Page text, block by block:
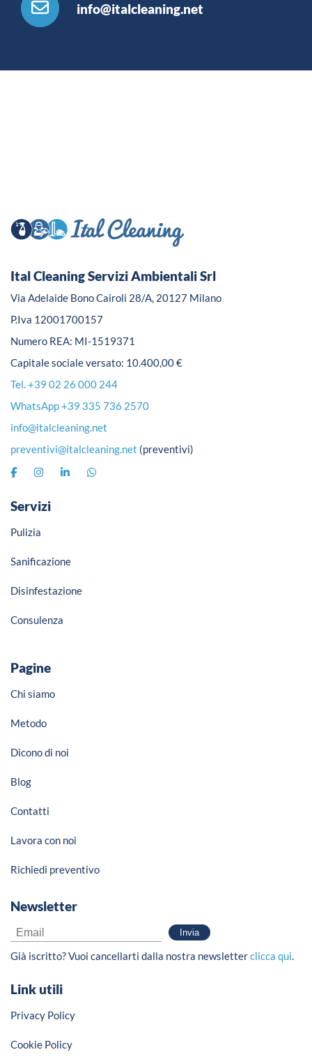
info@italcleaning.net
Ital Cleaning Servizi Ambientali Srl
Via Adelaide Bono Cairoli 28/A, 20127 Milano
P.Iva 12001700157
Numero REA: MI-1519371
Capitale sociale versato: 10.400,00 €
Tel. +39 02 26 000 244
WhatsApp +39 335 736 2570
info@italcleaning.net
preventivi@italcleaning.net (preventivi)
Servizi
Pulizia
Sanificazione
Disinfestazione
Consulenza
Pagine
Chi siamo
Metodo
Dicono di noi
Blog
Contatti
Lavora con noi
Richiedi preventivo
Newsletter
Già iscritto? Vuoi cancellarti dalla nostra newsletterclicca qui.
Link utili
Privacy Policy
Cookie Policy